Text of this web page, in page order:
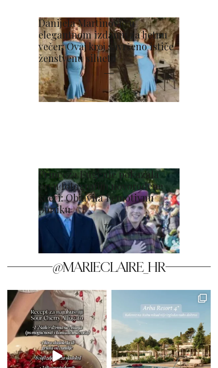
Danijela Martinović u
elegantnom izdanju za ljetnu
večer: Ovaj kroj savršeno ističe
ženstvenu siluetu
Princeza Eugenie pokazala
prvu fotografiju novorođene
kćeri: Objavila i emotivnu
poruku
@MARIECLAIRE_HR